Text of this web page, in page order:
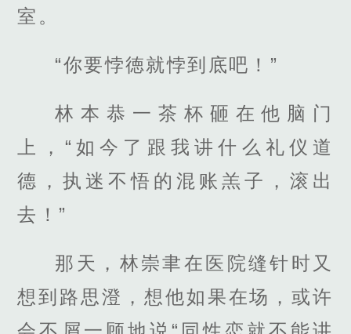
室。
“你要悖徳就悖到底吧！”
林本恭一茶杯砸在他脑门
上，“如今了跟我讲什么礼仪道
德，执迷不悟的混账羔子，滚出
去！”
那天，林崇聿在医院缝针时又
想到路思澄，想他如果在场，或许